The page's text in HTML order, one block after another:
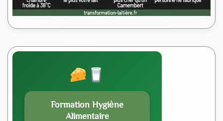
Formation Hygiène
Alimentaire